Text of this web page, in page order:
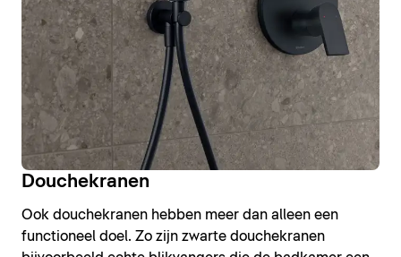
Douchekranen
Ook douchekranen hebben meer dan alleen een
functioneel doel. Zo zijn zwarte douchekranen